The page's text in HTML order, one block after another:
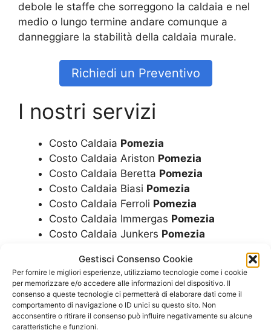
Gestisci Consenso Cookie
Per fornire le migliori esperienze, utilizziamo tecnologie come i cookie
per memorizzare e/o accedere alle informazioni del dispositivo. Il
consenso a queste tecnologie ci permetterà di elaborare dati come il
comportamento di navigazione o ID unici su questo sito. Non
acconsentire o ritirare il consenso può influire negativamente su alcune
caratteristiche e funzioni.
debole le staffe che sorreggono la caldaia e nel
medio o lungo termine andare comunque a
danneggiare la stabilità della caldaia murale.
Richiedi un Preventivo
I nostri servizi
Costo Caldaia Pomezia
Costo Caldaia Ariston Pomezia
Costo Caldaia Beretta Pomezia
Costo Caldaia Biasi Pomezia
Costo Caldaia Ferroli Pomezia
Costo Caldaia Immergas Pomezia
Costo Caldaia Junkers Pomezia
Costo Caldaia RinnaiPomezia
Costo Caldaia A CondensazionePomezia
Costo Caldaie Pomezia
Costo Caldaie AristonPomezia
Costo Caldaie Beretta